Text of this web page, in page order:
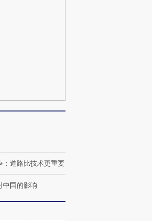
跨国走私7万
育部长拱下台
：道路比技术更重要
中国的影响